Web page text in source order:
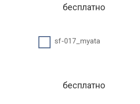
бесплатно
sf-017_myata
бесплатно